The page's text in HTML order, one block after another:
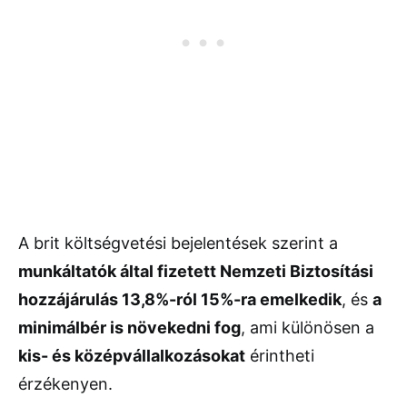
A brit költségvetési bejelentések szerint a
munkáltatók által fizetett Nemzeti Biztosítási
hozzájárulás 13,8%-ról 15%-ra emelkedik, és a
minimálbér is növekedni fog, ami különösen a
kis- és középvállalkozásokat érintheti
érzékenyen.